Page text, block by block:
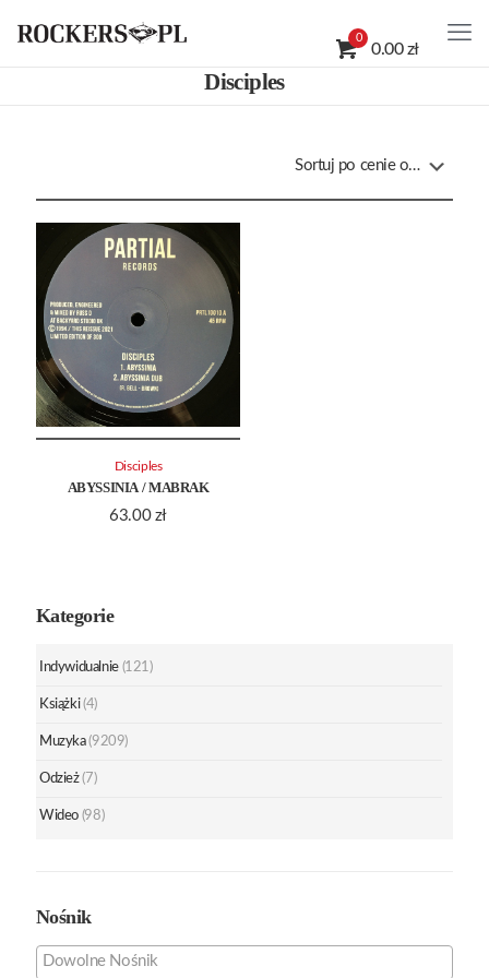
0
0.00 zł
Disciples
ABYSSINIA / MABRAK
63.00 zł
Disciples
Kategorie
Indywidualnie (121)
Książki (4)
Muzyka (9209)
Odzież (7)
Wideo (98)
Nośnik